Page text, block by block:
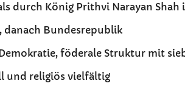
durch König Prithvi Narayan Shah
danach Bundesrepublik
föderale Struktur mit
und religiös vielfältig